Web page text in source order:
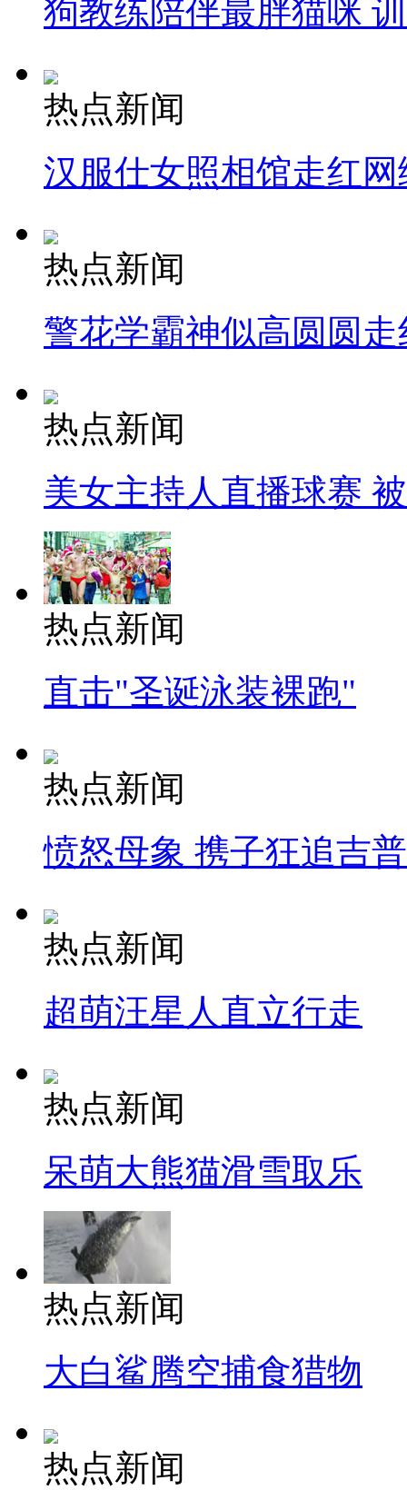
狗教练陪伴最胖猫咪
热点新闻
汉服仕女照相馆走红网
热点新闻
警花学霸神似高圆圆走
热点新闻
美女主持人直播球赛
热点新闻
直击"圣诞泳装裸跑"
热点新闻
愤怒母象 携子狂追吉
热点新闻
超萌汪星人直立行走
热点新闻
呆萌大熊猫滑雪取乐
热点新闻
大白鲨腾空捕食猎物
热点新闻